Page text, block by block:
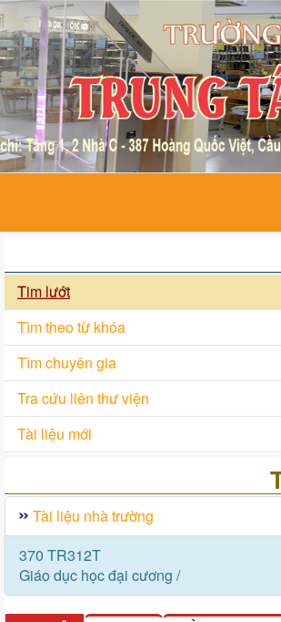
Tim lướt
Tìm theo từ khóa
Tìm chuyên gia
Tra cứu liên thư viện
Tài liệu mới
Tài liệu nhà trường
370 TR312T
Giáo dục học đại cương /